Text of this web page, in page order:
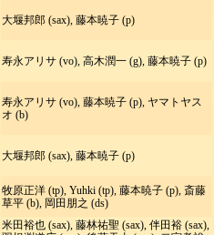
大堰邦郎 (sax), 藤本暁子 (p)
寿永アリサ (vo), 高木潤一 (g), 藤本暁子 (p)
寿永アリサ (vo), 藤本暁子 (p), ヤマトヤス
オ (b)
大堰邦郎 (sax), 藤本暁子 (p)
牧原正洋 (tp), Yuhki (tp), 藤本暁子 (p), 斎藤
草平 (b), 岡田朋之 (ds)
米田裕也 (sax), 藤林祐聖 (sax), 伴田裕 (sax),